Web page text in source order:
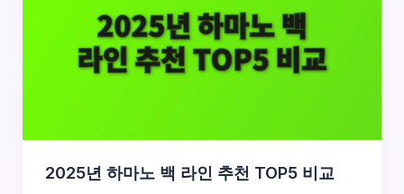
2025년 하마노 백 라인 추천 TOP5 비교